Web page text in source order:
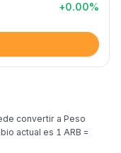
+0.00%
convertir a Peso
actual es 1 ARB =